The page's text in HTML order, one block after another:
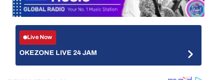
Live Now
OKEZONE LIVE 24 JAM